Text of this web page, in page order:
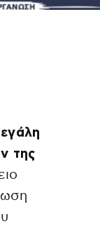
της